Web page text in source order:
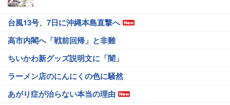
台風13号、7日に沖縄本島直撃へ
高市内閣へ「戦前回帰」と非難
ちいかわ新グッズ説明文に「闇」
ラーメン店のにんにくの色に騒然
あがり症が治らない本当の理由